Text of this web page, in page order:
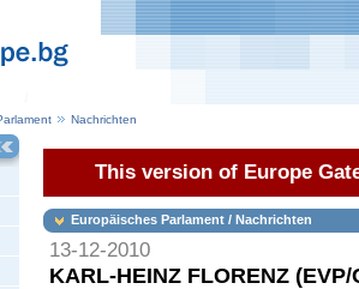
Nachrichten
This version of Europe
Europäisches Parlament / Nachrichten
13-12-2010
KARL-HEINZ FLORENZ